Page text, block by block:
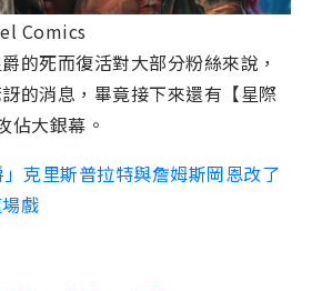
Comics
死而復活對大部分粉絲來說，
的消息，畢竟接下來還有【星際
佔大銀幕。
克里斯普拉特與詹姆斯岡恩改了
戲